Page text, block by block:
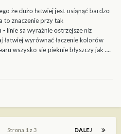
że dużo łatwiej jest osiąnąć bardzo
to znaczenie przy tak
linie sa wyrażnie ostrzejsze niz
łatwiej wyrównać łaczenie kolorów
wszysko sie pieknie błyszczy jak ....
DALEJ
Strona 1 z 3